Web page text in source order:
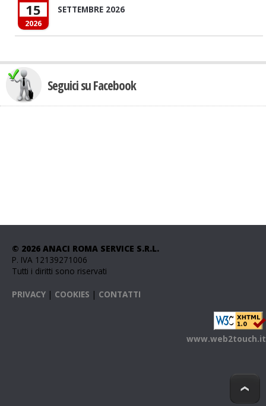
15
2026
SETTEMBRE 2026
Seguici su Facebook
© 2026 ANACI ROMA SERVICE S.R.L.
P. IVA 12139271006
Tutti i diritti sono riservati
PRIVACY | COOKIES | CONTATTI
www.web2touch.it